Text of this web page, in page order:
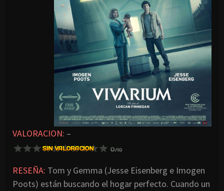
VALORACION: –
RESEÑA: Tom y Gemma (Jesse Eisenberg e Imogen
Poots) están buscando el hogar perfecto. Cuando un